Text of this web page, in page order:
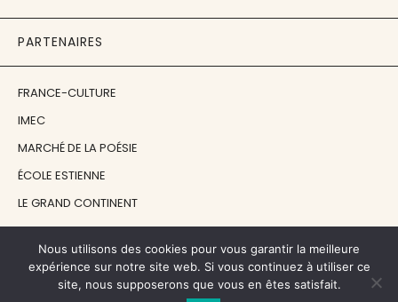
PARTENAIRES
FRANCE-CULTURE
IMEC
MARCHÉ DE LA POÉSIE
ÉCOLE ESTIENNE
LE GRAND CONTINENT
DIACRITIK
EN ATTENDANT NADEAU
Nous utilisons des cookies pour vous garantir la meilleure
expérience sur notre site web. Si vous continuez à utiliser ce
site, nous supposerons que vous en êtes satisfait.